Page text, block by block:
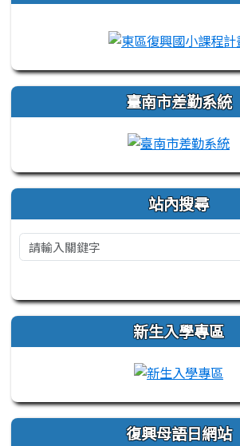
link to https://campus-xoops.tn.edu.tw
臺南市差勤系統
站內搜尋
新生入學專區
復興母語日網站